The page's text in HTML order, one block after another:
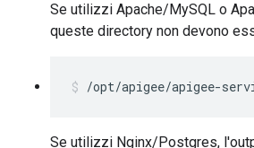
Se utilizzi Apache/MySQL o
queste directory non devono
/opt/apigee/apigee-
Se utilizzi Nginx/Postgres,